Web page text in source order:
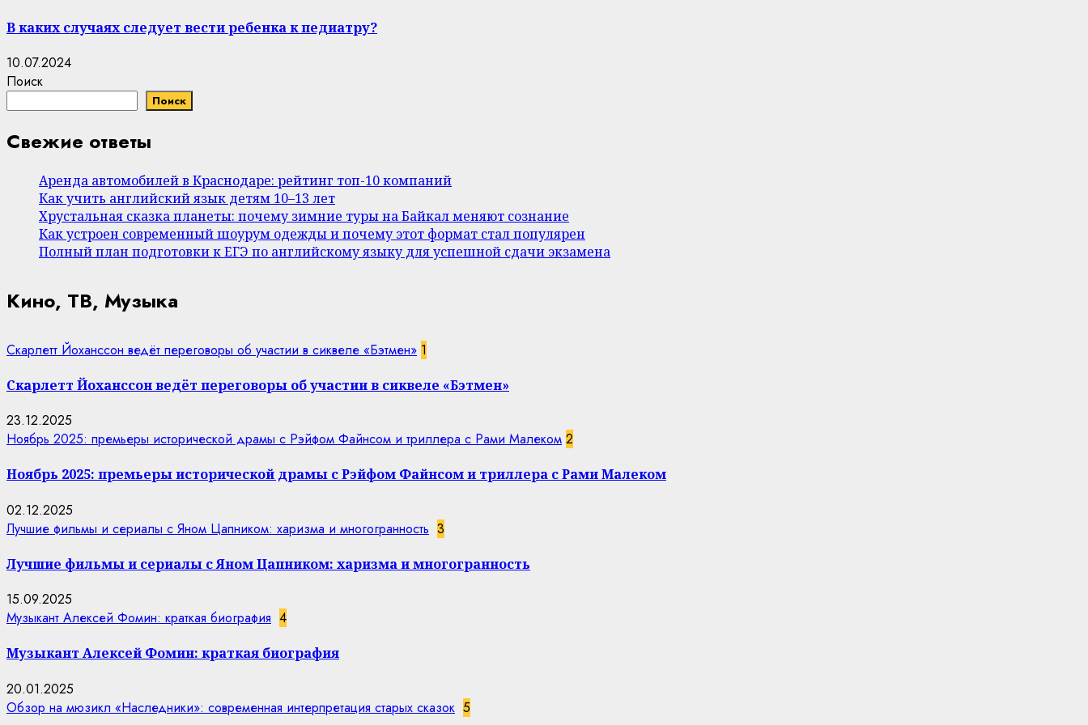
В каких случаях следует вести ребенка к педиатру?
10.07.2024
Поиск
Поиск
Свежие ответы
Аренда автомобилей в Краснодаре: рейтинг топ-10 компаний
Как учить английский язык детям 10–13 лет
Хрустальная сказка планеты: почему зимние туры на Байкал меняют сознание
Как устроен современный шоурум одежды и почему этот формат стал популярен
Полный план подготовки к ЕГЭ по английскому языку для успешной сдачи экзамена
Кино, ТВ, Музыка
Скарлетт Йоханссон ведёт переговоры об участии в сиквеле «Бэтмен» 1
Скарлетт Йоханссон ведёт переговоры об участии в сиквеле «Бэтмен»
23.12.2025
Ноябрь 2025: премьеры исторической драмы с Рэйфом Файнсом и триллера с Рами Малеком 2
Ноябрь 2025: премьеры исторической драмы с Рэйфом Файнсом и триллера с Рами Малеком
02.12.2025
Лучшие фильмы и сериалы с Яном Цапником: харизма и многогранность 3
Лучшие фильмы и сериалы с Яном Цапником: харизма и многогранность
15.09.2025
Музыкант Алексей Фомин: краткая биография 4
Музыкант Алексей Фомин: краткая биография
20.01.2025
Обзор на мюзикл «Наследники»: современная интерпретация старых сказок 5